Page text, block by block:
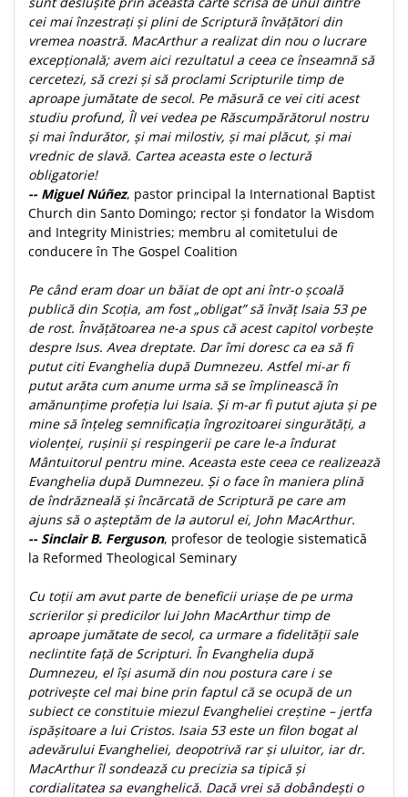
cei mai înzestrați și plini de Scriptură învățători din
vremea noastră. MacArthur a realizat din nou o lucrare
excepțională; avem aici rezultatul a ceea ce înseamnă să
cercetezi, să crezi și să proclami Scripturile timp de
aproape jumătate de secol. Pe măsură ce vei citi acest
studiu profund, Îl vei vedea pe Răscumpărătorul nostru
și mai îndurător, și mai milostiv, și mai plăcut, și mai
vrednic de slavă. Cartea aceasta este o lectură
obligatorie!
-- Miguel Núñez, pastor principal la International Baptist
Church din Santo Domingo; rector și fondator la Wisdom
and Integrity Ministries; membru al comitetului de
conducere în The Gospel Coalition
Pe când eram doar un băiat de opt ani într-o școală
publică din Scoția, am fost „obligat” să învăț Isaia 53 pe
de rost. Învățătoarea ne-a spus că acest capitol vorbește
despre Isus. Avea dreptate. Dar îmi doresc ca ea să fi
putut citi Evanghelia după Dumnezeu. Astfel mi-ar fi
putut arăta cum anume urma să se împlinească în
amănunțime profeția lui Isaia. Și m-ar fi putut ajuta și pe
mine să înțeleg semnificația îngrozitoarei singurătăți, a
violenței, rușinii și respingerii pe care le-a îndurat
Mântuitorul pentru mine. Aceasta este ceea ce realizează
Evanghelia după Dumnezeu. Și o face în maniera plină
de îndrăzneală și încărcată de Scriptură pe care am
ajuns să o așteptăm de la autorul ei, John MacArthur.
-- Sinclair B. Ferguson, profesor de teologie sistematică
la Reformed Theological Seminary
Cu toții am avut parte de beneficii uriașe de pe urma
scrierilor și predicilor lui John MacArthur timp de
aproape jumătate de secol, ca urmare a fidelității sale
neclintite față de Scripturi. În Evanghelia după
Dumnezeu, el își asumă din nou postura care i se
potrivește cel mai bine prin faptul că se ocupă de un
subiect ce constituie miezul Evangheliei creștine – jertfa
ispășitoare a lui Cristos. Isaia 53 este un filon bogat al
adevărului Evangheliei, deopotrivă rar și uluitor, iar dr.
MacArthur îl sondează cu precizia sa tipică și
cordialitatea sa evanghelică. Dacă vrei să dobândești o